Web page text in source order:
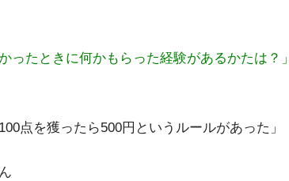
ったときに何かもらった経験があるかたは？」
点を獲ったら500円というルールがあった」